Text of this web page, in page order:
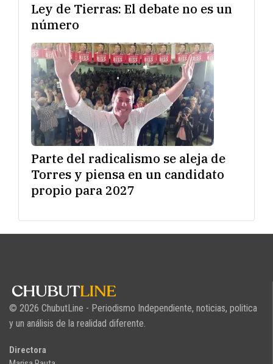
Ley de Tierras: El debate no es un
número
Parte del radicalismo se aleja de
Torres y piensa en un candidato
propio para 2027
© 2026 ChubutLine - Periodismo Independiente, noticias, politica
y un análisis de la realidad diferente.
Directora